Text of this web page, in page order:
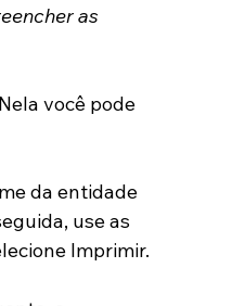
as
você pode
da entidade
use as
Imprimir.